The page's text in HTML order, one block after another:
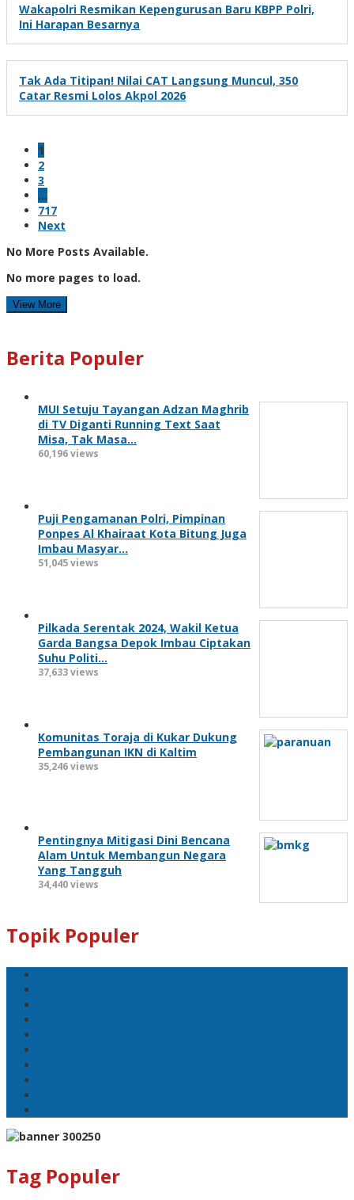
Wakapolri Resmikan Kepengurusan Baru KBPP Polri,
Ini Harapan Besarnya
Tak Ada Titipan! Nilai CAT Langsung Muncul, 350
Catar Resmi Lolos Akpol 2026
1
2
3
…
717
Next
No More Posts Available.
No more pages to load.
View More
Berita Populer
MUI Setuju Tayangan Adzan Maghrib
di TV Diganti Running Text Saat
Misa, Tak Masa…
60,196 views
Puji Pengamanan Polri, Pimpinan
Ponpes Al Khairaat Kota Bitung Juga
Imbau Masyar…
51,045 views
Pilkada Serentak 2024, Wakil Ketua
Garda Bangsa Depok Imbau Ciptakan
Suhu Politi…
37,633 views
Komunitas Toraja di Kukar Dukung
Pembangunan IKN di Kaltim
35,246 views
Pentingnya Mitigasi Dini Bencana
Alam Untuk Membangun Negara
Yang Tangguh
34,440 views
Topik Populer
Tag Populer